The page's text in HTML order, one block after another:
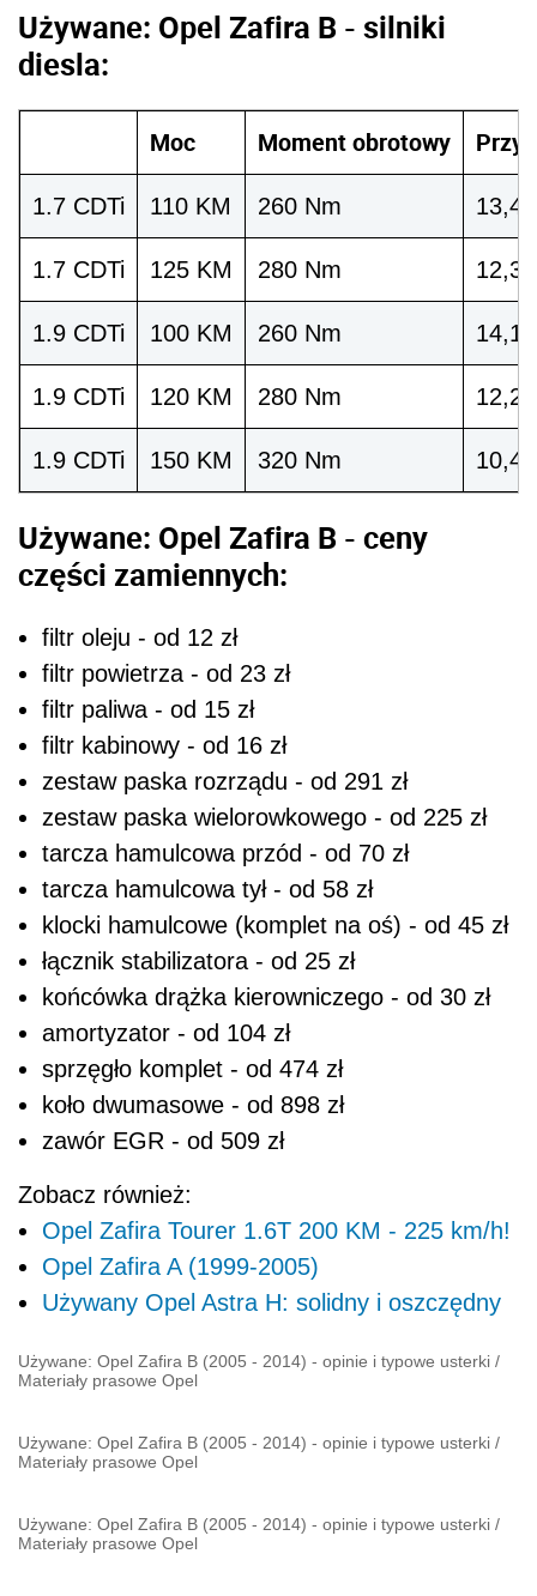
Używane: Opel Zafira B - silniki
diesla:
Moc Moment obrotowy
1.7 CDTi 110 KM 260 Nm 13,4
1.7 CDTi 125 KM 280 Nm 12,3
1.9 CDTi 100 KM 260 Nm 14,1
1.9 CDTi 120 KM 280 Nm 12,2
1.9 CDTi 150 KM 320 Nm 10,4
Używane: Opel Zafira B - ceny
części zamiennych:
filtr oleju - od 12 zł
filtr powietrza - od 23 zł
filtr paliwa - od 15 zł
filtr kabinowy - od 16 zł
zestaw paska rozrządu - od 291 zł
zestaw paska wielorowkowego - od 225 zł
tarcza hamulcowa przód - od 70 zł
tarcza hamulcowa tył - od 58 zł
klocki hamulcowe (komplet na oś) - od 45 zł
łącznik stabilizatora - od 25 zł
końcówka drążka kierowniczego - od 30 zł
amortyzator - od 104 zł
sprzęgło komplet - od 474 zł
koło dwumasowe - od 898 zł
zawór EGR - od 509 zł
Zobacz również:
Opel Zafira Tourer 1.6T 200 KM - 225 km/h!
Opel Zafira A (1999-2005)
Używany Opel Astra H: solidny i oszczędny
Używane: Opel Zafira B (2005 - 2014) - opinie i typowe usterki /
Materiały prasowe Opel
Używane: Opel Zafira B (2005 - 2014) - opinie i typowe usterki /
Materiały prasowe Opel
Używane: Opel Zafira B (2005 - 2014) - opinie i typowe usterki /
Materiały prasowe Opel